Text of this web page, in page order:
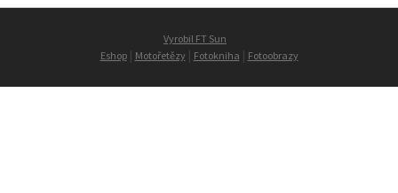
Vyrobil FT Sun
Eshop| Motořetězy | Fotokniha | Fotoobrazy